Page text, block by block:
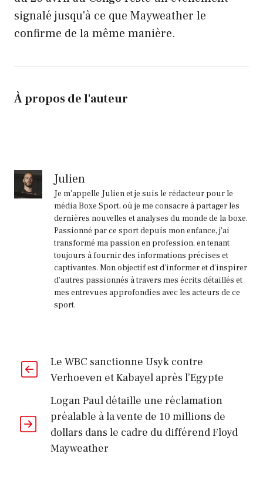
signalé jusqu'à ce que Mayweather le
confirme de la même manière.
À propos de l'auteur
Julien
Je m'appelle Julien et je suis le rédacteur pour le
média Boxe Sport, où je me consacre à partager les
dernières nouvelles et analyses du monde de la boxe.
Passionné par ce sport depuis mon enfance, j'ai
transformé ma passion en profession, en tenant
toujours à fournir des informations précises et
captivantes. Mon objectif est d'informer et d'inspirer
d'autres passionnés à travers mes écrits détaillés et
mes entrevues approfondies avec les acteurs de ce
sport.
Le WBC sanctionne Usyk contre
Verhoeven et Kabayel après l’Egypte
Logan Paul détaille une réclamation
préalable à la vente de 10 millions de
dollars dans le cadre du différend Floyd
Mayweather